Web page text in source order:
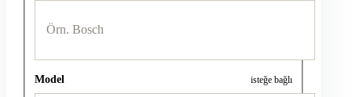
Model isteğe bağlı